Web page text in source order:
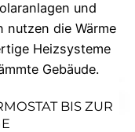
und
nutzen die Wärme
Heizsysteme
Gebäude.
BIS ZUR